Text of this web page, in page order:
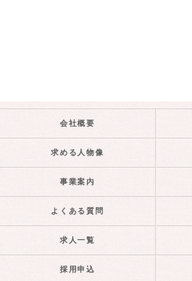
会社概要
求める人物像
事業案内
よくある質問
求人一覧
採用申込